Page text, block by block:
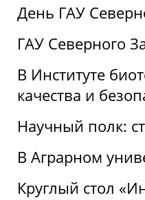
День ГАУ
ГАУ Северного
В Институте
качества и
Научный полк:
В Аграрном
Круглый стол